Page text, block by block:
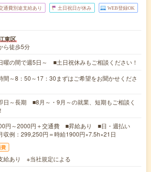
通費別途支給あり 土日祝日が休み WEB登録OK
東区
ら徒歩5分
曜の間で週5日～ ■土日祝休みもご相談ください！
間～8：50～17：30まずはご希望をお聞かせくださ
日～長期 ■8月～・9月～の就業、短期もご相談く
円～2000円＋交通費 ■昇給あり ■日・週払い
例：299,250円＝時給1900円×7.5h×21日
給あり ※当社規定による